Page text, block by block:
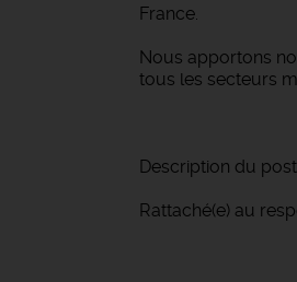
France.
Nous apportons
tous les secteurs
Description du
Rattaché(e) au